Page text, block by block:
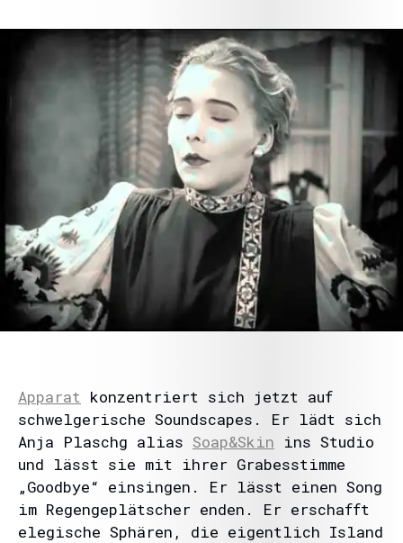
Apparat konzentriert sich jetzt auf
schwelgerische Soundscapes. Er lädt sich
Anja Plaschg alias Soap&Skin ins Studio
und lässt sie mit ihrer Grabesstimme
„Goodbye“ einsingen. Er lässt einen Song
im Regengeplätscher enden. Er erschafft
elegische Sphären, die eigentlich Island